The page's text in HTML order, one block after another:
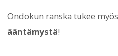
Ondokun ranska tukee myös
ääntämystä!